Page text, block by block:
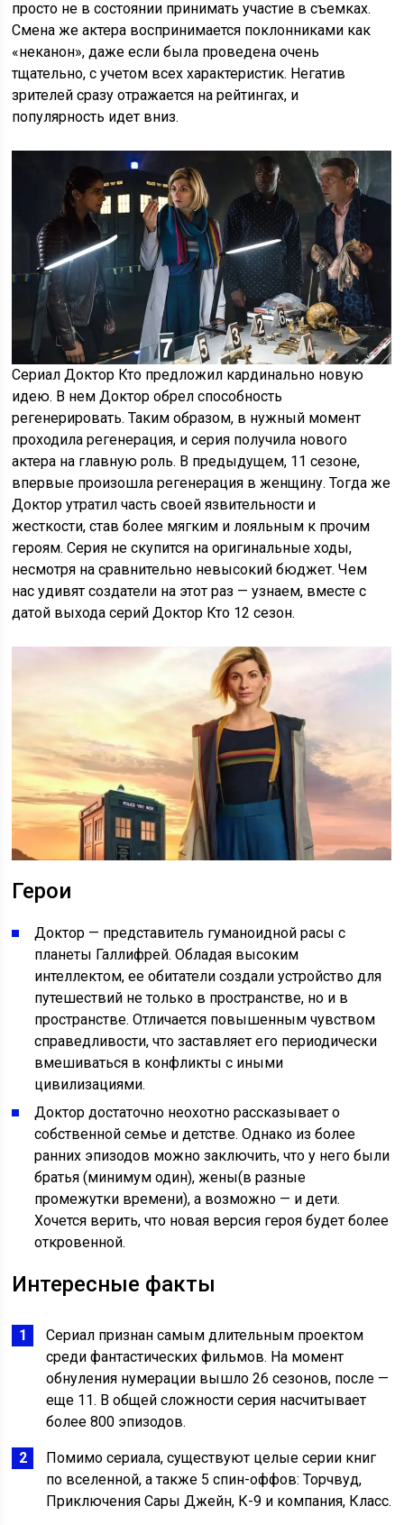
просто не в состоянии принимать участие в съемках.
Смена же актера воспринимается поклонниками как
«неканон», даже если была проведена очень
тщательно, с учетом всех характеристик. Негатив
зрителей сразу отражается на рейтингах, и
популярность идет вниз.
Сериал Доктор Кто предложил кардинально новую
идею. В нем Доктор обрел способность
регенерировать. Таким образом, в нужный момент
проходила регенерация, и серия получила нового
актера на главную роль. В предыдущем, 11 сезоне,
впервые произошла регенерация в женщину. Тогда же
Доктор утратил часть своей язвительности и
жесткости, став более мягким и лояльным к прочим
героям. Серия не скупится на оригинальные ходы,
несмотря на сравнительно невысокий бюджет. Чем
нас удивят создатели на этот раз — узнаем, вместе с
датой выхода серий Доктор Кто 12 сезон.
Герои
Доктор — представитель гуманоидной расы с
планеты Галлифрей. Обладая высоким
интеллектом, ее обитатели создали устройство для
путешествий не только в пространстве, но и в
пространстве. Отличается повышенным чувством
справедливости, что заставляет его периодически
вмешиваться в конфликты с иными
цивилизациями.
Доктор достаточно неохотно рассказывает о
собственной семье и детстве. Однако из более
ранних эпизодов можно заключить, что у него были
братья (минимум один), жены(в разные
промежутки времени), а возможно — и дети.
Хочется верить, что новая версия героя будет более
откровенной.
Интересные факты
Сериал признан самым длительным проектом
среди фантастических фильмов. На момент
обнуления нумерации вышло 26 сезонов, после —
еще 11. В общей сложности серия насчитывает
более 800 эпизодов.
Помимо сериала, существуют целые серии книг
по вселенной, а также 5 спин-оффов: Торчвуд,
Приключения Сары Джейн, К-9 и компания, Класс.